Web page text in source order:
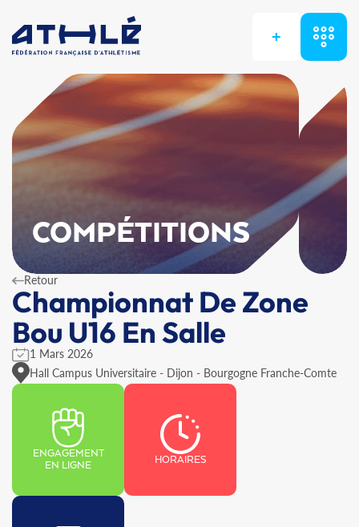
+
COMPÉTITIONS
Retour
Championnat De Zone
Bou U16 En Salle
1 Mars 2026
Hall Campus Universitaire - Dijon - Bourgogne Franche-Comte
ENGAGEMENT
EN LIGNE
HORAIRES